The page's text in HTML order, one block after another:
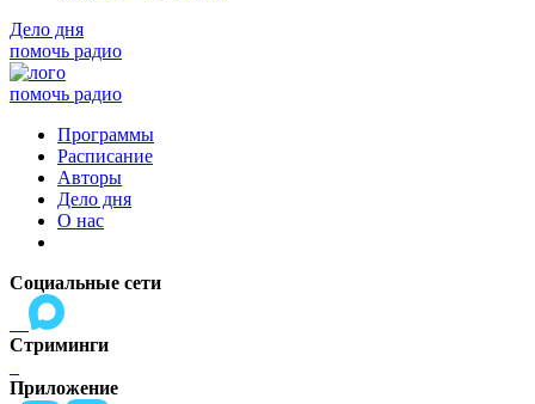
Дело дня
помочь радио
помочь радио
Программы
Расписание
Авторы
Дело дня
О нас
Социальные сети
Стриминги
Приложение